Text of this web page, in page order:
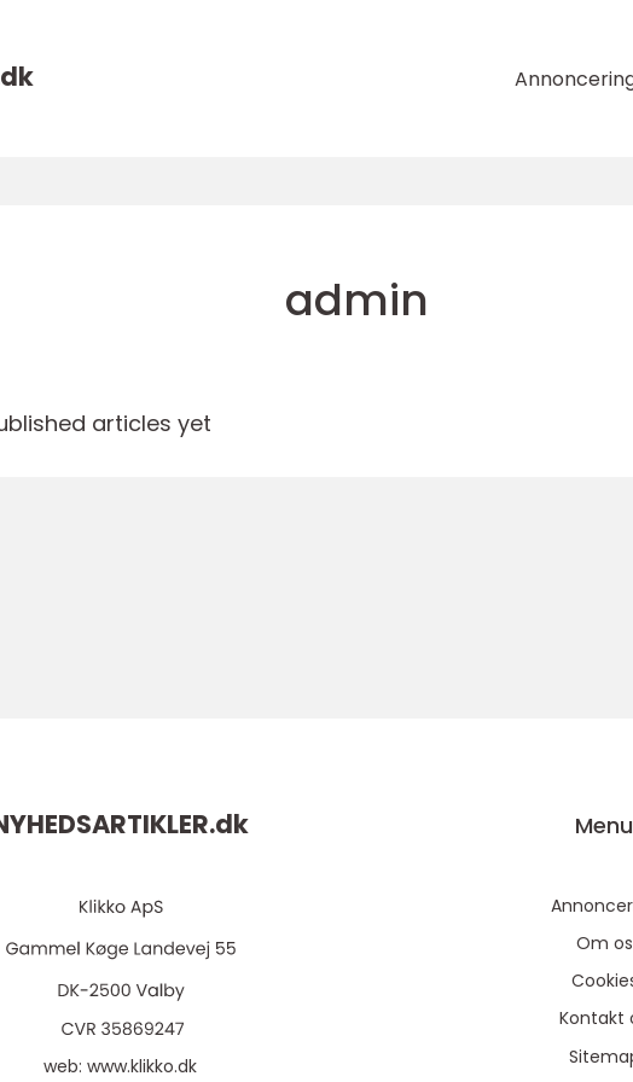
dk
admin
articles yet
dk
web:www.klikko.dk
Menu
Om os
Kontakt